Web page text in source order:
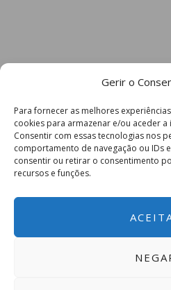
Gerir o
Para fornecer as melhores
cookies para armazenar e/ou aceder
Consentir com essas tecnologias nos
comportamento de navegação ou IDs
consentir ou retirar o consentimento
recursos e funções.